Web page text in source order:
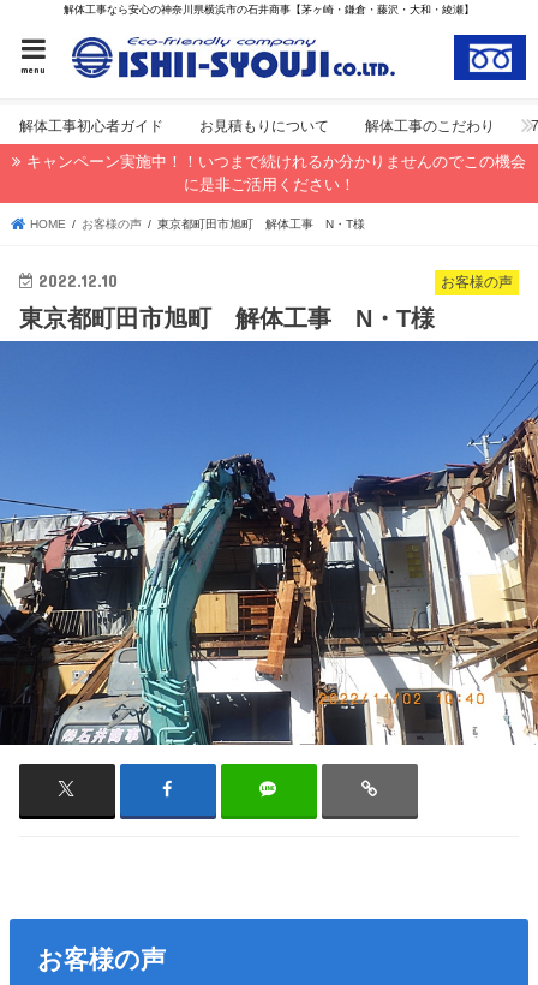
解体工事なら安心の神奈川県横浜市の石井商事【茅ヶ崎・鎌倉・藤沢・大和・綾瀬】
menu
解体工事初心者ガイド お見積もりについて 解体工事のこだわり
キャンペーン実施中！！いつまで続けれるか分かりませんのでこの機会
に是非ご活用ください！
HOME お客様の声 東京都町田市旭町 解体工事 N・T様
お客様の声
2022.12.10
東京都町田市旭町 解体工事 N・T様
お客様の声